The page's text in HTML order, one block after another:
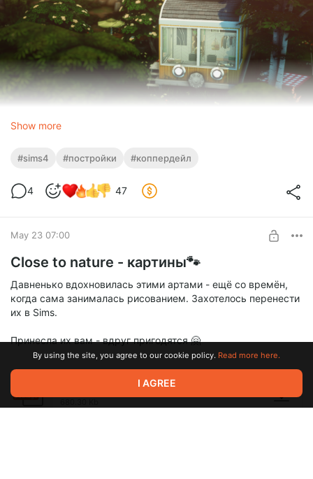
Show more
#sims4 #постройки #коппердейл
4 47
May 23 07:00
Close to nature - картины🐾
Давненько вдохновилась этими артами - ещё со времён,
когда сама занималась рисованием. Захотелось перенести
их в Sims.
Принесла их вам - вдруг пригодятся 🤗
package
ShyKiki - Close to nature.package
By using the site, you agree to our cookie policy. Read more here.
I AGREE